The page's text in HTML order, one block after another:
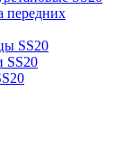
передних
SS20
SS20